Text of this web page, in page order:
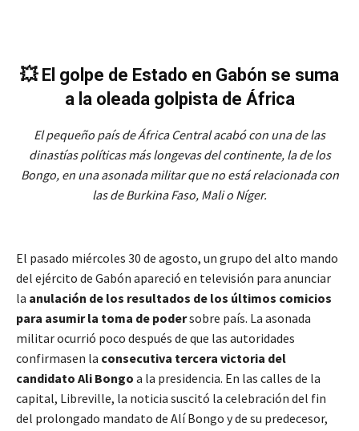
💥 El golpe de Estado en Gabón se suma
a la oleada golpista de África
El pequeño país de África Central acabó con una de las
dinastías políticas más longevas del continente, la de los
Bongo, en una asonada militar que no está relacionada con
las de Burkina Faso, Mali o Níger.
El pasado miércoles 30 de agosto, un grupo del alto mando
del ejército de Gabón apareció en televisión para anunciar
la anulación de los resultados de los últimos comicios
para asumir la toma de podersobre país. La asonada
militar ocurrió poco después de que las autoridades
confirmasen la consecutiva tercera victoria del
candidato Ali Bongo a la presidencia. En las calles de la
capital, Libreville, la noticia suscitó la celebración del fin
del prolongado mandato de Alí Bongo y de su predecesor,